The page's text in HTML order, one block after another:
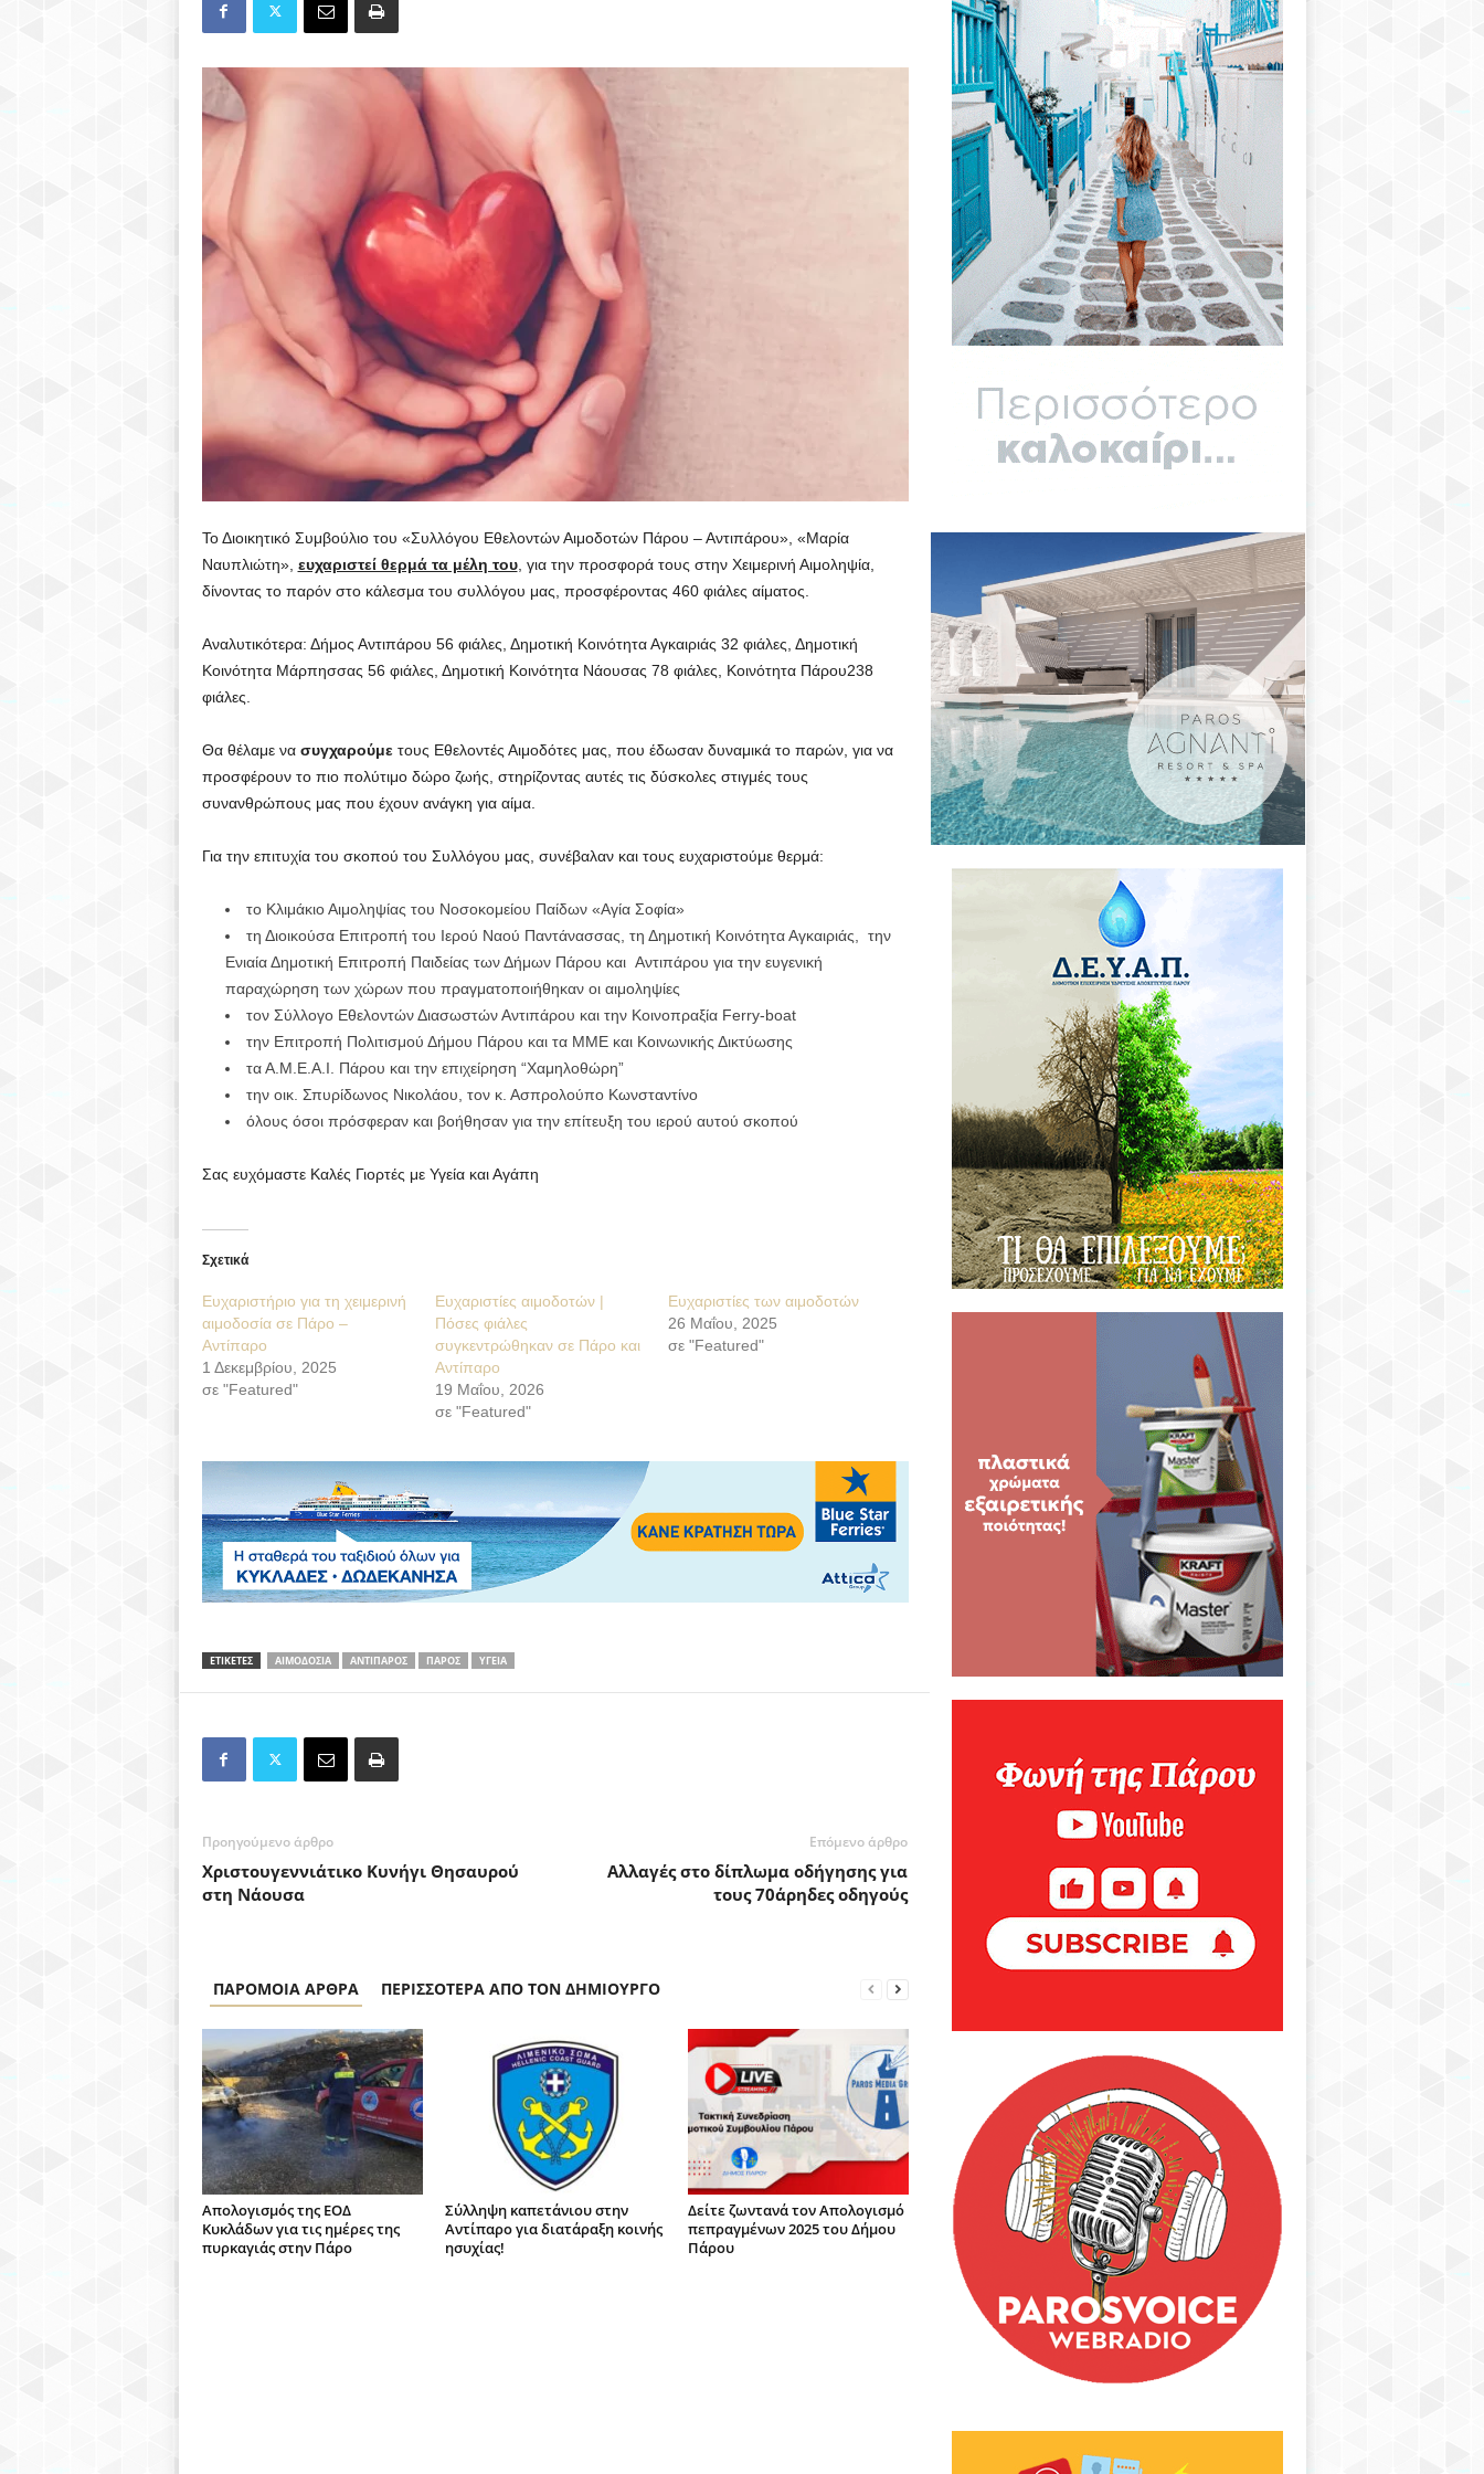
Το Διοικητικό Συμβούλιο του «Συλλόγου Εθελοντών Αιμοδοτών Πάρου – Αντιπάρου», «Μαρία
Ναυπλιώτη», ευχαριστεί θερμά τα μέλη του, για την προσφορά τους στην Χειμερινή Αιμοληψία,
δίνοντας το παρόν στο κάλεσμα του συλλόγου μας, προσφέροντας 460 φιάλες αίματος.
Αναλυτικότερα: Δήμος Αντιπάρου 56 φιάλες, Δημοτική Κοινότητα Αγκαιριάς 32 φιάλες, Δημοτική
Κοινότητα Μάρπησσας 56 φιάλες, Δημοτική Κοινότητα Νάουσας 78 φιάλες, Κοινότητα Πάρου238
φιάλες.
Θα θέλαμε να συγχαρούμε τους Εθελοντές Αιμοδότες μας, που έδωσαν δυναμικά το παρών, για να
προσφέρουν το πιο πολύτιμο δώρο ζωής, στηρίζοντας αυτές τις δύσκολες στιγμές τους
συνανθρώπους μας που έχουν ανάγκη για αίμα.
Για την επιτυχία του σκοπού του Συλλόγου μας, συνέβαλαν και τους ευχαριστούμε θερμά:
το Κλιμάκιο Αιμοληψίας του Νοσοκομείου Παίδων «Αγία Σοφία»
τη Διοικούσα Επιτροπή του Ιερού Ναού Παντάνασσας, τη Δημοτική Κοινότητα Αγκαιριάς, την
Ενιαία Δημοτική Επιτροπή Παιδείας των Δήμων Πάρου και Αντιπάρου για την ευγενική
παραχώρηση των χώρων που πραγματοποιήθηκαν οι αιμοληψίες
τον Σύλλογο Εθελοντών Διασωστών Αντιπάρου και την Κοινοπραξία Ferry-boat
την Επιτροπή Πολιτισμού Δήμου Πάρου και τα ΜΜΕ και Κοινωνικής Δικτύωσης
τα Α.Μ.Ε.Α.Ι. Πάρου και την επιχείρηση “Χαμηλοθώρη”
την οικ. Σπυρίδωνος Νικολάου, τον κ. Ασπρολούπο Κωνσταντίνο
όλους όσοι πρόσφεραν και βοήθησαν για την επίτευξη του ιερού αυτού σκοπού
Σας ευχόμαστε Καλές Γιορτές με Υγεία και Αγάπη
Σχετικά
Ευχαριστήριο για τη χειμερινή
αιμοδοσία σε Πάρο –
Αντίπαρο
1 Δεκεμβρίου, 2025
σε "Featured"
Ευχαριστίες αιμοδοτών |
Πόσες φιάλες
συγκεντρώθηκαν σε Πάρο και
Αντίπαρο
19 Μαΐου, 2026
σε "Featured"
Ευχαριστίες των αιμοδοτών
26 Μαΐου, 2025
σε "Featured"
ΕΤΙΚΕΤΕΣ ΑΙΜΟΔΟΣΙΑ ΑΝΤΙΠΑΡΟΣ ΠΑΡΟΣ ΥΓΕΙΑ
Προηγούμενο άρθρο
Χριστουγεννιάτικο Κυνήγι Θησαυρού
στη Νάουσα
Επόμενο άρθρο
Αλλαγές στο δίπλωμα οδήγησης για
τους 70άρηδες οδηγούς
ΠΑΡΟΜΟΙΑ ΑΡΘΡΑ ΠΕΡΙΣΣΟΤΕΡΑ ΑΠΟ ΤΟΝ ΔΗΜΙΟΥΡΓΟ
Απολογισμός της ΕΟΔ
Κυκλάδων για τις ημέρες της
πυρκαγιάς στην Πάρο
Σύλληψη καπετάνιου στην
Αντίπαρο για διατάραξη κοινής
ησυχίας!
Δείτε ζωντανά τον Απολογισμό
πεπραγμένων 2025 του Δήμου
Πάρου